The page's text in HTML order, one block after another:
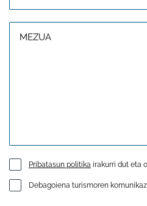
Pribatasun politika irakurri dut eta
Debagoiena turismoren